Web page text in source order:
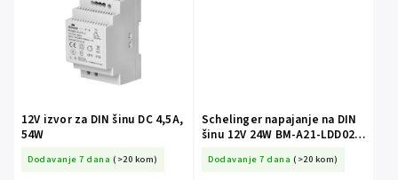
12V izvor za DIN šinu DC 4,5A,
54W
Dodavanje 7 dana (>20 kom)
Schelinger napajanje na DIN
šinu 12V 24W BM-A21-LDD024-
Dodavanje 7 dana (>20 kom)